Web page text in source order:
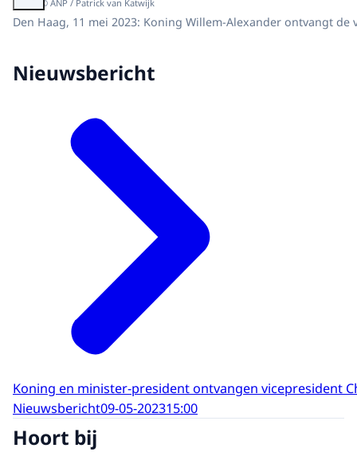
Beeld: © ANP / Patrick van Katwijk
Den Haag, 11 mei 2023: Koning Willem-Alexander ontvangt
Nieuwsbericht
Koning en minister-president ontvangen vicepresident
Nieuwsbericht09-05-202315:00
Hoort bij